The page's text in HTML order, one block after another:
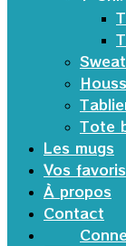
Tote
Les mugs
Vos favoris
À propos
Contact